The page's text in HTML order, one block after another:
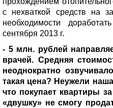
с нехваткой средств на
необходимости
сентября 2013 г.
- 5 млн. рублей
врачей. Средняя
неоднократно
такая цена? Неужели
что покупает квартиры
«двушку» не смогу